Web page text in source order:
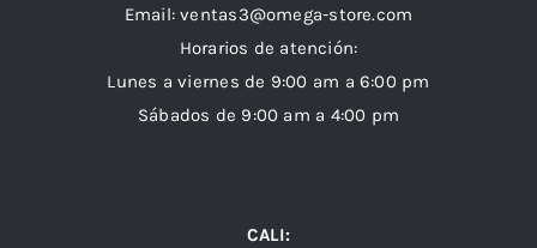
Email: ventas3@omega-store.com
Horarios de atención:
Lunes a viernes de 9:00 am a 6:00 pm
Sábados de 9:00 am a 4:00 pm
CALI: